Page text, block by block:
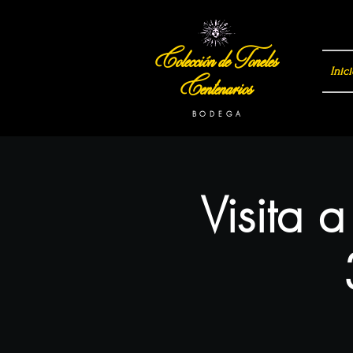
Visita
Colección de Toneles
Centenarios
B O D E G A